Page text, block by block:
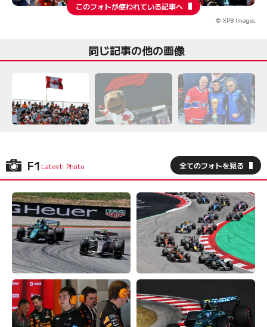
このフォトが使われている記事へ
© XPB Images
同じ記事の他の画像
F1 全てのフォトを見る